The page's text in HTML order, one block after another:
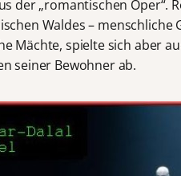
der „romantischen Oper“.
Waldes –
Mächte, spielte sich aber
seiner Bewohner ab.